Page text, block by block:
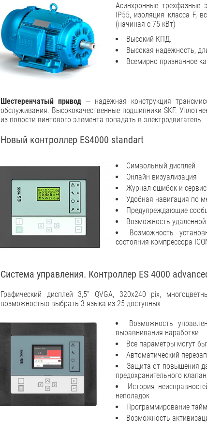
Асинхронные трехфазные
IP55, изоляция класса F,
(начиная с 75 кВт)
Высокий КПД.
Высокая надежность,
Всемирно признанное
Шестеренчатый привод— надежная конструкция
обслуживания. Высококачественные подшипники SKF.
из полости винтового элемента попадать в электродвигатель.
Новый контроллер ES4000 standart
Символьный дисплей
Онлайн визуализация
Журнал ошибок и
Удобная навигация по
Предупреждающие
Возможность
Возможность
состояния компрессора
Система управления. Контроллер ES 4000
Графический дисплей 3,5” QVGA, 320x240 pix,
возможностью выбрать 3 языка из 25 доступных
Возможность
выравнивания наработки
Все параметры могут
Автоматический
Защита от повышения
предохранительного
История
неполадок
Программирование
Возможность